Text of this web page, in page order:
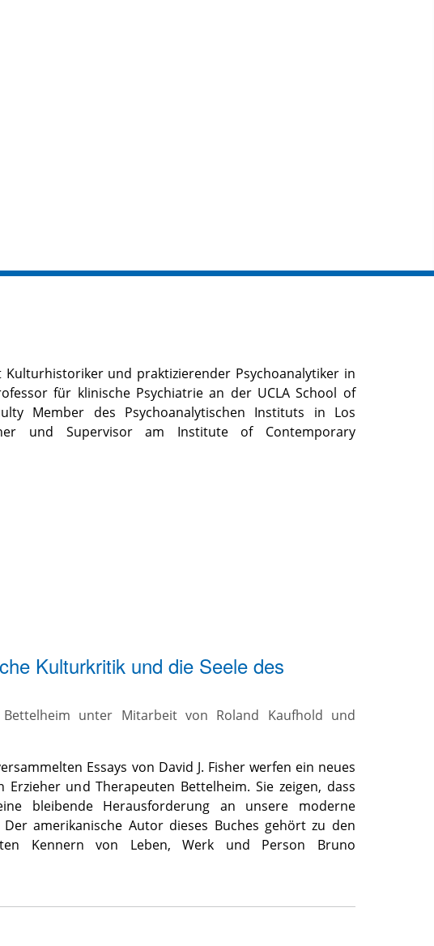
Kulturhistoriker und praktizierender Psychoanalytiker in
für klinische Psychiatrie an der UCLA School of
Member des Psychoanalytischen Instituts in Los
und Supervisor am Institute of Contemporary
Kulturkritik und die Seele des
unter Mitarbeit von Roland Kaufhold und
Essays von David J. Fisher werfen ein neues
und Therapeuten Bettelheim. Sie zeigen, dass
bleibende Herausforderung an unsere moderne
amerikanische Autor dieses Buches gehört zu den
Kennern von Leben, Werk und Person Bruno